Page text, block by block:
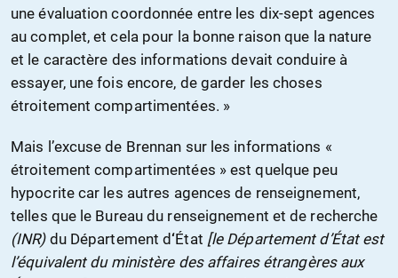
une évaluation coordonnée entre les dix-sept agences
au complet, et cela pour la bonne raison que la nature
et le caractère des informations devait conduire à
essayer, une fois encore, de garder les choses
étroitement compartimentées. »
Mais l’excuse de Brennan sur les informations «
étroitement compartimentées » est quelque peu
hypocrite car les autres agences de renseignement,
telles que le Bureau du renseignement et de recherche
(INR) du Département d‘État [le Département d’État est
l’équivalent du ministère des affaires étrangères aux